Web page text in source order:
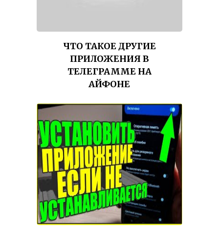
ЧТО ТАКОЕ ДРУГИЕ
ПРИЛОЖЕНИЯ В
ТЕЛЕГРАММЕ НА
АЙФОНЕ